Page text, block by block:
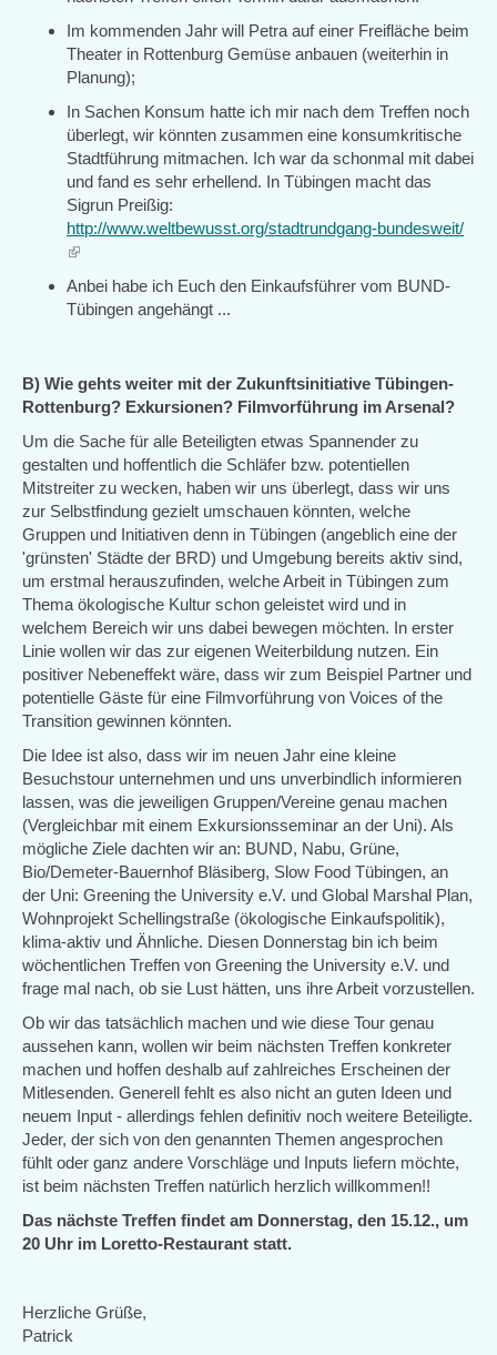
Im kommenden Jahr will Petra auf einer Freifläche beim
Theater in Rottenburg Gemüse anbauen (weiterhin in
Planung);
In Sachen Konsum hatte ich mir nach dem Treffen noch
überlegt, wir könnten zusammen eine konsumkritische
Stadtführung mitmachen. Ich war da schonmal mit dabei
und fand es sehr erhellend. In Tübingen macht das
Sigrun Preißig:
http://www.weltbewusst.org/stadtrundgang-bundesweit/
(link
external)
Anbei habe ich Euch den Einkaufsführer vom BUND-
Tübingen angehängt ...
B) Wie gehts weiter mit der Zukunftsinitiative Tübingen-
Rottenburg? Exkursionen? Filmvorführung im Arsenal?
Um die Sache für alle Beteiligten etwas Spannender zu
gestalten und hoffentlich die Schläfer bzw. potentiellen
Mitstreiter zu wecken, haben wir uns überlegt, dass wir uns
zur Selbstfindung gezielt umschauen könnten, welche
Gruppen und Initiativen denn in Tübingen (angeblich eine der
'grünsten' Städte der BRD) und Umgebung bereits aktiv sind,
um erstmal herauszufinden, welche Arbeit in Tübingen zum
Thema ökologische Kultur schon geleistet wird und in
welchem Bereich wir uns dabei bewegen möchten. In erster
Linie wollen wir das zur eigenen Weiterbildung nutzen. Ein
positiver Nebeneffekt wäre, dass wir zum Beispiel Partner und
potentielle Gäste für eine Filmvorführung von Voices of the
Transition gewinnen könnten.
Die Idee ist also, dass wir im neuen Jahr eine kleine
Besuchstour unternehmen und uns unverbindlich informieren
lassen, was die jeweiligen Gruppen/Vereine genau machen
(Vergleichbar mit einem Exkursionsseminar an der Uni). Als
mögliche Ziele dachten wir an: BUND, Nabu, Grüne,
Bio/Demeter-Bauernhof Bläsiberg, Slow Food Tübingen, an
der Uni: Greening the University e.V. und Global Marshal Plan,
Wohnprojekt Schellingstraße (ökologische Einkaufspolitik),
klima-aktiv und Ähnliche. Diesen Donnerstag bin ich beim
wöchentlichen Treffen von Greening the University e.V. und
frage mal nach, ob sie Lust hätten, uns ihre Arbeit vorzustellen.
Ob wir das tatsächlich machen und wie diese Tour genau
aussehen kann, wollen wir beim nächsten Treffen konkreter
machen und hoffen deshalb auf zahlreiches Erscheinen der
Mitlesenden. Generell fehlt es also nicht an guten Ideen und
neuem Input - allerdings fehlen definitiv noch weitere Beteiligte.
Jeder, der sich von den genannten Themen angesprochen
fühlt oder ganz andere Vorschläge und Inputs liefern möchte,
ist beim nächsten Treffen natürlich herzlich willkommen!!
Das nächste Treffen findet am Donnerstag, den 15.12., um
20 Uhr im Loretto-Restaurant statt.
Herzliche Grüße,
Patrick